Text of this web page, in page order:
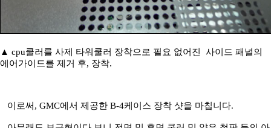
▲ cpu쿨러를 사제 타워쿨러 장착으로 필요 없어진 사이드 패널의
에어가이드를 제거 후, 장착.
이로써, GMC에서 제공한 B-4케이스 장착 샷을 마칩니다.